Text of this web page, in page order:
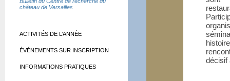
décisif
château de Versailles
ACTIVITÉS DE L’ANNÉE
ÉVÉNEMENTS SUR INSCRIPTION
INFORMATIONS PRATIQUES